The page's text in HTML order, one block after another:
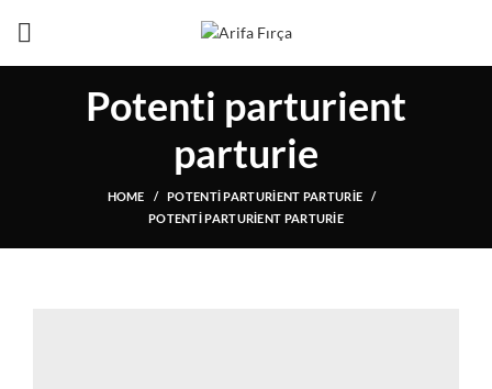
Potenti parturient
parturie
HOME
POTENTI PARTURIENT PARTURIE
POTENTI PARTURIENT PARTURIE